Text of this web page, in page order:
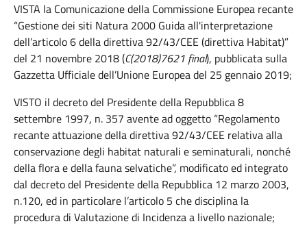
VISTA la Comunicazione della Commissione Europea recante
“Gestione dei siti Natura 2000 Guida all'interpretazione
dell’articolo 6 della direttiva 92/43/CEE (direttiva Habitat)”
del 21 novembre 2018 (C(2018)7621 final), pubblicata sulla
Gazzetta Ufficiale dell’Unione Europea del 25 gennaio 2019;
VISTO il decreto del Presidente della Repubblica 8
settembre 1997, n. 357 avente ad oggetto “Regolamento
recante attuazione della direttiva 92/43/CEE relativa alla
conservazione degli habitat naturali e seminaturali, nonché
della flora e della fauna selvatiche”, modificato ed integrato
dal decreto del Presidente della Repubblica 12 marzo 2003,
n.120, ed in particolare l’articolo 5 che disciplina la
procedura di Valutazione di Incidenza a livello nazionale;